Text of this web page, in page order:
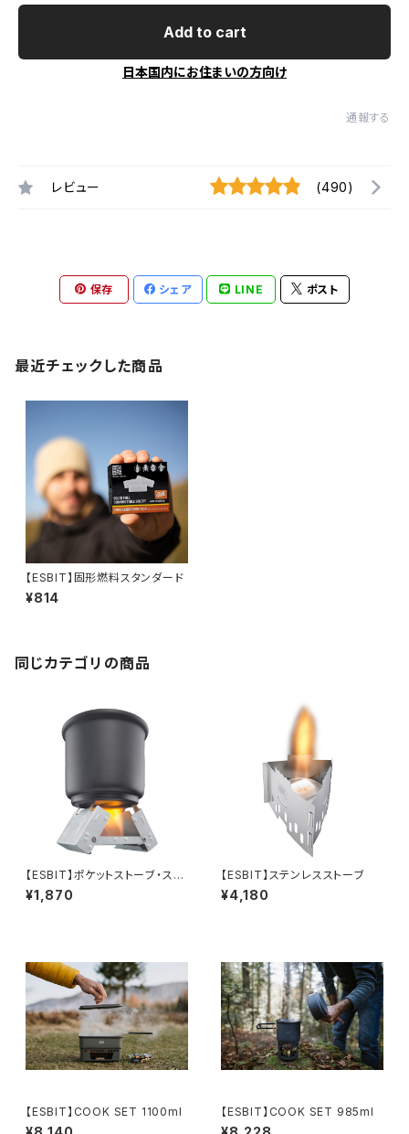
Add to cart
日本国内にお住まいの方向け
通報する
レビュー (490)
保存 シェア LINE ポスト
最近チェックした商品
【ESBIT】固形燃料スタンダード
¥814
同じカテゴリの商品
【ESBIT】ポケットストーブ・スタ
ンダード
¥1,870
【ESBIT】ステンレスストーブ
¥4,180
【ESBIT】COOK SET 1100ml 【ESBIT】COOK SET 985ml